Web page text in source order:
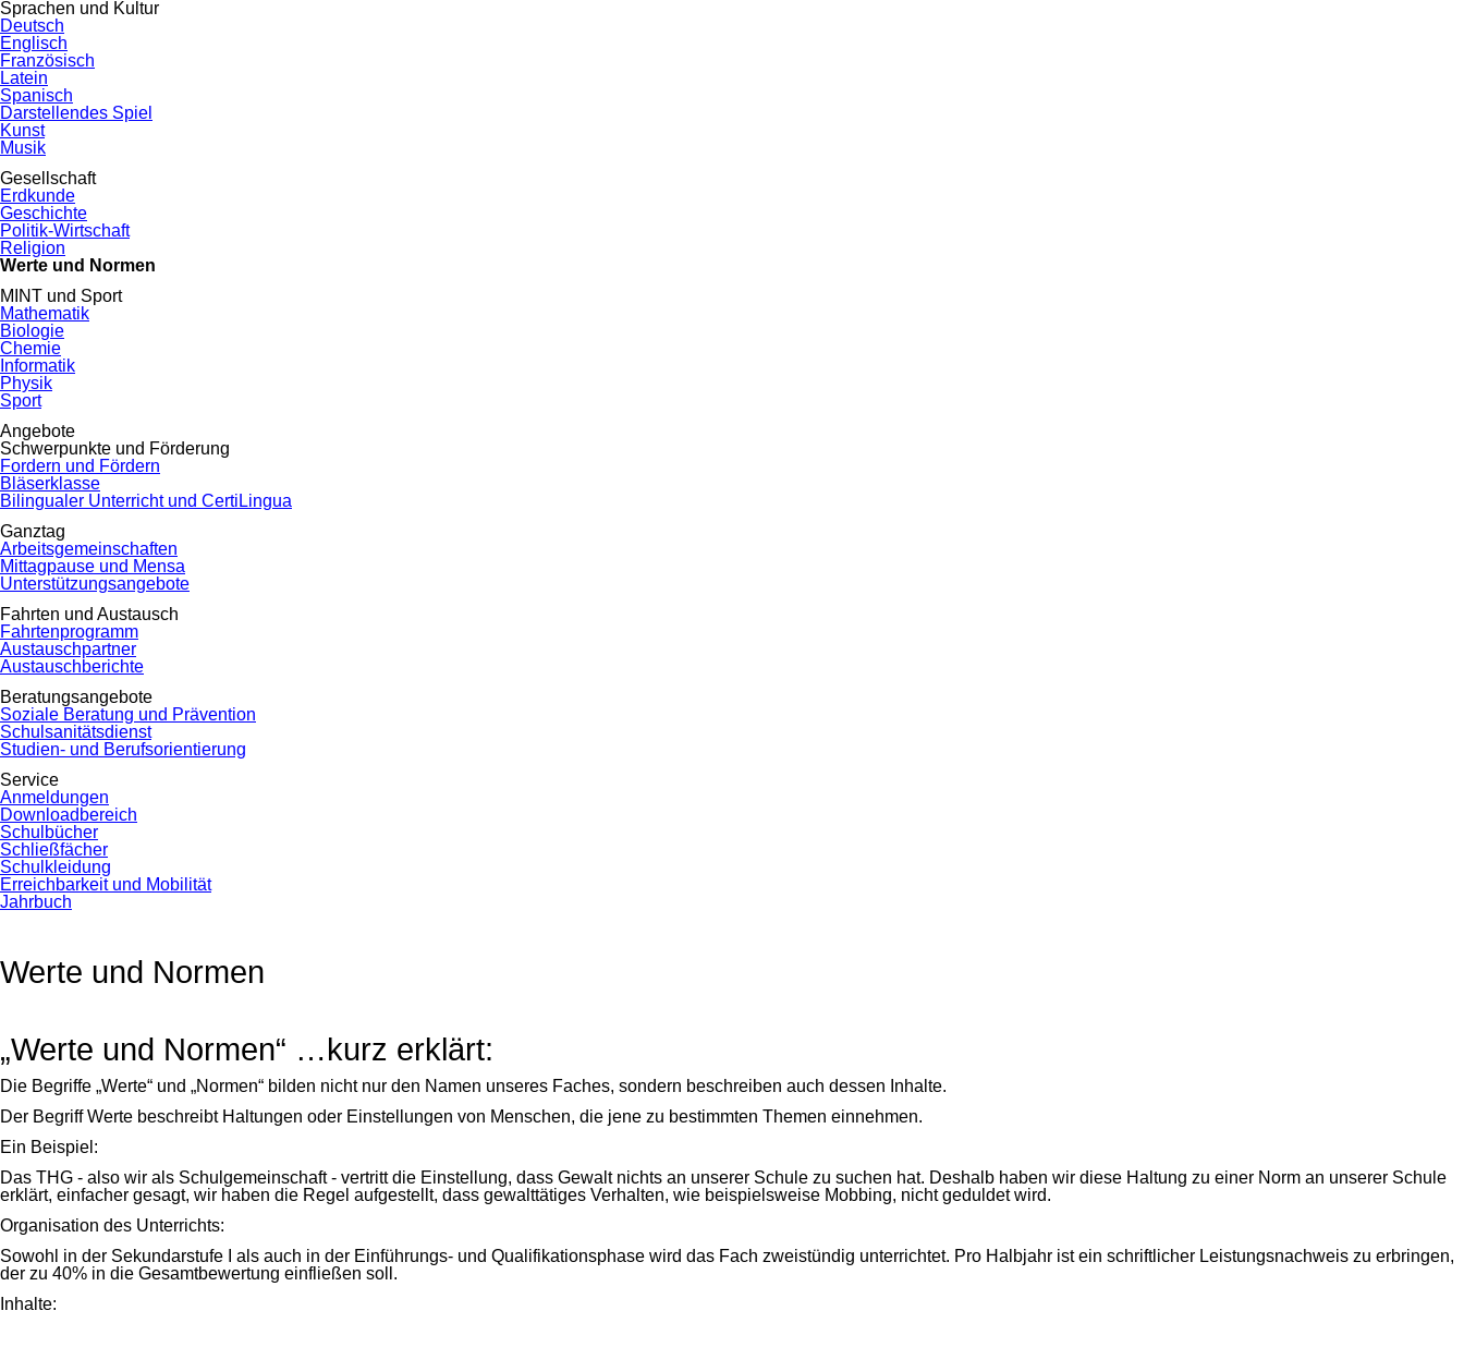
Sprachen und Kultur
Deutsch
Englisch
Französisch
Latein
Spanisch
Darstellendes Spiel
Kunst
Musik
Gesellschaft
Erdkunde
Geschichte
Politik-Wirtschaft
Religion
Werte und Normen
MINT und Sport
Mathematik
Biologie
Chemie
Informatik
Physik
Sport
Angebote
Schwerpunkte und Förderung
Fordern und Fördern
Bläserklasse
Bilingualer Unterricht und CertiLingua
Ganztag
Arbeitsgemeinschaften
Mittagpause und Mensa
Unterstützungsangebote
Fahrten und Austausch
Fahrtenprogramm
Austauschpartner
Austauschberichte
Beratungsangebote
Soziale Beratung und Prävention
Schulsanitätsdienst
Studien- und Berufsorientierung
Service
Anmeldungen
Downloadbereich
Schulbücher
Schließfächer
Schulkleidung
Erreichbarkeit und Mobilität
Jahrbuch
Werte und Normen
„Werte und Normen“ …kurz erklärt:
Die Begriffe „Werte“ und „Normen“ bilden nicht nur den Namen unseres Faches, sondern beschreiben auch dessen Inhalte.
Der Begriff Werte beschreibt Haltungen oder Einstellungen von Menschen, die jene zu bestimmten Themen einnehmen.
Ein Beispiel:
Das THG - also wir als Schulgemeinschaft - vertritt die Einstellung, dass Gewalt nichts an unserer Schule zu suchen hat. Deshalb haben wir diese Haltung zu einer Norm an unserer Schule
erklärt, einfacher gesagt, wir haben die Regel aufgestellt, dass gewalttätiges Verhalten, wie beispielsweise Mobbing, nicht geduldet wird.
Organisation des Unterrichts:
Sowohl in der Sekundarstufe I als auch in der Einführungs- und Qualifikationsphase wird das Fach zweistündig unterrichtet. Pro Halbjahr ist ein schriftlicher Leistungsnachweis zu erbringen,
der zu 40% in die Gesamtbewertung einfließen soll.
Inhalte: